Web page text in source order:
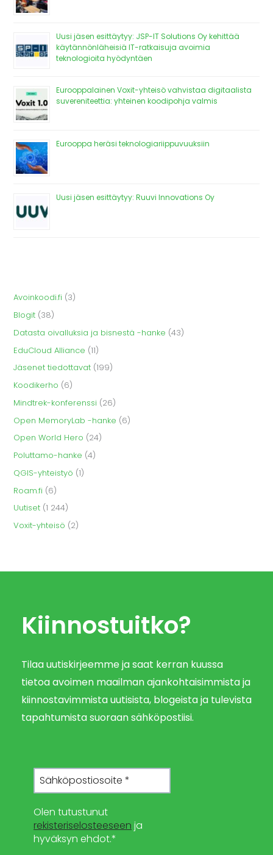
Uusi jäsen esittäytyy: JSP-IT Solutions Oy kehittää
käytännönläheisiä IT-ratkaisuja avoimia
teknologioita hyödyntäen
Eurooppalainen Voxit-yhteisö vahvistaa digitaalista
suvereniteettia: yhteinen koodipohja valmis
Eurooppa heräsi teknologiariippuvuuksiin
Uusi jäsen esittäytyy: Ruuvi Innovations Oy
Avoinkoodi.fi (3)
Blogit (38)
Datasta oivalluksia ja bisnestä -hanke (43)
EduCloud Alliance (11)
Jäsenet tiedottavat (199)
Koodikerho (6)
Mindtrek-konferenssi (26)
Open MemoryLab -hanke (6)
Open World Hero (24)
Poluttamo-hanke (4)
QGIS-yhteistyö (1)
Roam.fi (6)
Uutiset (1 244)
Voxit-yhteisö (2)
Kiinnostuitko?
Tilaa uutiskirjeemme ja saat kerran kuussa
tietoa avoimen maailman ajankohtaisimmista ja
kiinnostavimmista uutisista, blogeista ja tulevista
tapahtumista suoraan sähköpostiisi.
Olen tutustunut
rekisteriselosteeseen ja
hyväksyn ehdot.*